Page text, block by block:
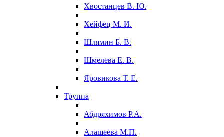
Хвостанцев В. Ю.
Хейфец М. И.
Шлямин Б. В.
Шмелева Е. В.
Яровикова Т. Е.
Труппа
Абдряхимов Р.А.
Алашеева М.П.